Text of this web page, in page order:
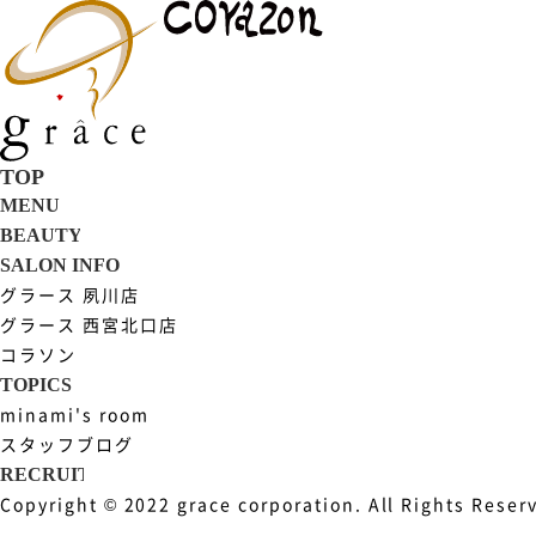
グラース 夙川店
グラース 西宮北口店
コラソン
minami's room
スタッフブログ
Copyright © 2022 grace corporation. All Rights